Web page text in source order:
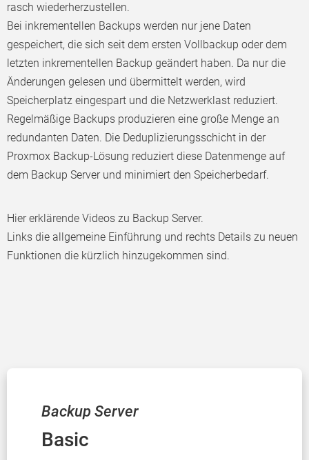
rasch wiederherzustellen.
Bei inkrementellen Backups werden nur jene Daten
gespeichert, die sich seit dem ersten Vollbackup oder dem
letzten inkrementellen Backup geändert haben. Da nur die
Änderungen gelesen und übermittelt werden, wird
Speicherplatz eingespart und die Netzwerklast reduziert.
Regelmäßige Backups produzieren eine große Menge an
redundanten Daten. Die Deduplizierungsschicht in der
Proxmox Backup-Lösung reduziert diese Datenmenge auf
dem Backup Server und minimiert den Speicherbedarf.
Hier erklärende Videos zu Backup Server.
Links die allgemeine Einführung und rechts Details zu neuen
Funktionen die kürzlich hinzugekommen sind.
Backup Server
Basic